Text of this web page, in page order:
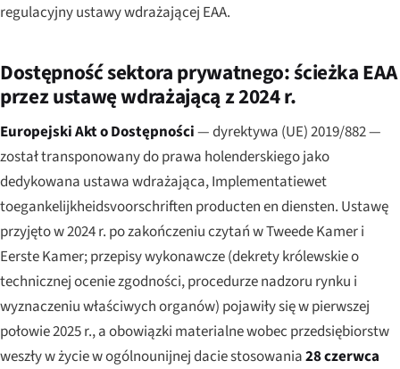
regulacyjny ustawy wdrażającej EAA.
Dostępność sektora prywatnego: ścieżka EAA
przez ustawę wdrażającą z 2024 r.
Europejski Akt o Dostępności— dyrektywa (UE) 2019/882 —
został transponowany do prawa holenderskiego jako
dedykowana ustawa wdrażająca,Implementatiewet
toegankelijkheidsvoorschriften producten en diensten. Ustawę
przyjęto w 2024 r. po zakończeniu czytań w Tweede Kamer i
Eerste Kamer; przepisy wykonawcze (dekrety królewskie o
technicznej ocenie zgodności, procedurze nadzoru rynku i
wyznaczeniu właściwych organów) pojawiły się w pierwszej
połowie 2025 r., a obowiązki materialne wobec przedsiębiorstw
weszły w życie w ogólnounijnej dacie stosowania28 czerwca